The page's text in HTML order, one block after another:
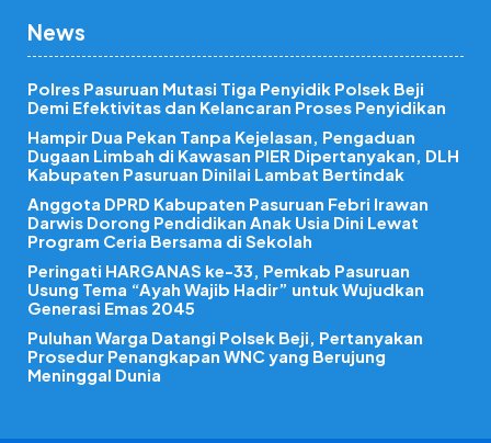
News
Polres Pasuruan Mutasi Tiga Penyidik Polsek Beji
Demi Efektivitas dan Kelancaran Proses Penyidikan
Hampir Dua Pekan Tanpa Kejelasan, Pengaduan
Dugaan Limbah di Kawasan PIER Dipertanyakan, DLH
Kabupaten Pasuruan Dinilai Lambat Bertindak
Anggota DPRD Kabupaten Pasuruan Febri Irawan
Darwis Dorong Pendidikan Anak Usia Dini Lewat
Program Ceria Bersama di Sekolah
Peringati HARGANAS ke-33, Pemkab Pasuruan
Usung Tema “Ayah Wajib Hadir” untuk Wujudkan
Generasi Emas 2045
Puluhan Warga Datangi Polsek Beji, Pertanyakan
Prosedur Penangkapan WNC yang Berujung
Meninggal Dunia